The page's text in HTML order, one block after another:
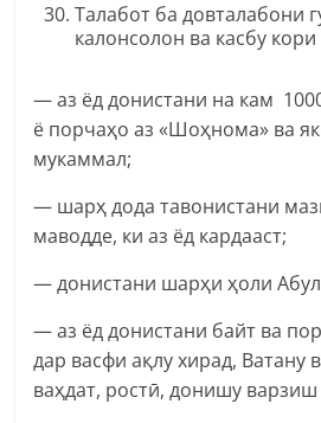
Талабот ба довталабони
калонсолон ва касбу
— аз ёд донистани на кам
ё порчаҳо аз «Шоҳнома» ва
мукаммал;
— шарҳ дода тавонистани
маводде, ки аз ёд кардааст;
— донистани шарҳи ҳоли
— аз ёд донистани байт ва
дар васфи ақлу хирад, Ватану
ваҳдат, ростӣ, донишу варзиш